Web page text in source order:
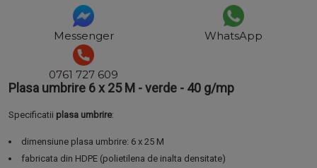
Plasa umbrire 6 x 25 M - verde - 40 g/mp
Specificatii plasa umbrire:
dimensiune plasa umbrire: 6 x 25 M
fabricata din HDPE (polietilena de inalta densitate)
Messenger WhatsApp
0761 727 609